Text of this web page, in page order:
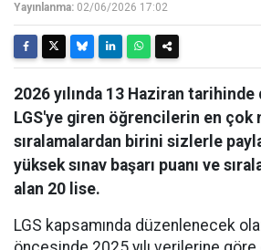
Yayınlanma: 02/06/2026 17:02
2026 yılında 13 Haziran
LGS'ye giren öğrencilerin en çok
sıralamalardan birini sizlerle
yüksek sınav başarı puanı ve
alan 20 lise.
LGS kapsamında düzenlenecek